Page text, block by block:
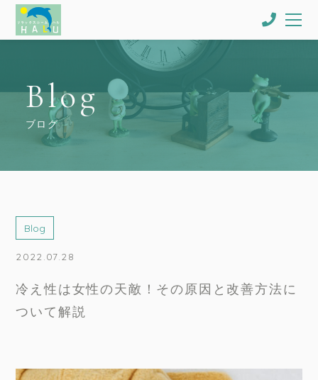
Blog
ブログ
Blog
2022.07.28
冷え性は女性の天敵！その原因と改善方法に
ついて解説